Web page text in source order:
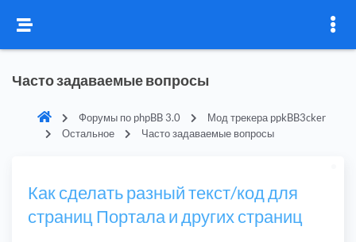
Часто задаваемые вопросы
Форумы по phpBB 3.0
Мод трекера ppkBB3cker
Остальное
Часто задаваемые вопросы
Как сделать разный текст/код для
страниц Портала и других страниц